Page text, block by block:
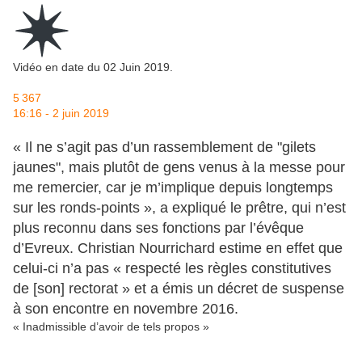
Vidéo en date du 02 Juin 2019.
5 367
16:16 - 2 juin 2019
« Il ne s’agit pas d’un rassemblement de "gilets
jaunes", mais plutôt de gens venus à la messe pour
me remercier, car je m’implique depuis longtemps
sur les ronds-points », a expliqué le prêtre, qui n’est
plus reconnu dans ses fonctions par l’évêque
d’Evreux. Christian Nourrichard estime en effet que
celui-ci n’a pas « respecté les règles constitutives
de [son] rectorat » et a émis un décret de suspense
à son encontre en novembre 2016.
« Inadmissible d’avoir de tels propos »